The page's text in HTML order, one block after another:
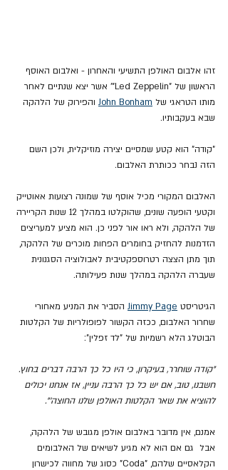
זהו אלבום האולפן התשיעי והאחרון - ואלבום האוסף
הראשון של "Led Zeppelin"' אשר יצא שנתיים לאחר
מותו הטראגי של
John Bonham
והפירוק של הלהקה
שבא בעקבותיו.
"קודה" הוא קטע שמסיים יצירה מוזיקלית, ולכן השם
הזה נבחר ככותרת האלבום.
האלבום המקורי מכיל אוסף של שמונה רצועות אאוטייק
וקטעי הופעה שונים, שהוקלטו במהלך 12 שנות הקריירה
של הלהקה, ולא ראו אור לפני כן. הוא מציע למעריצים
הזדמנות להחזיק בחומרים הפחות מוכרים של הלהקה,
תוך מתן הצצה רטרוספקטיבית לאבולוציה הסגנונית
שעברה הלהקה במהלך שנות פעילותה.
הגיטריסט Jimmy Page הסביר את המניע מאחורי
שחרור האלבום, ככזה הקשור לפופולריות של הקלטות
הבוטלג הלא רשמיות של "לד זפלין":
"קודה שוחרר, בעיקרון, כי היו כל כך הרבה דברים בחוץ.
חשבנו, טוב, אם יש כל כך הרבה עניין, אז אנחנו יכולים
להוציא את שאר הקלטות האולפן שלנו החוצה'".
אמנם, אין מדובר באלבום אולפן מגובש של הלהקה,
אבל  גם אם הוא לא מגיע לשיאים של האלבומים
הקלאסיים שלהם, "Coda" כסוג של מחווה לכישרון